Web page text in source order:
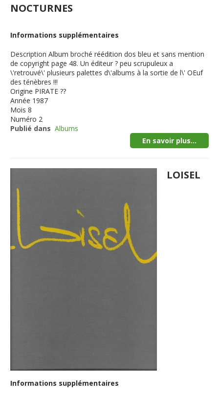
NOCTURNES
Informations supplémentaires
Description Album broché réédition dos bleu et sans mention
de copyright page 48. Un éditeur ? peu scrupuleux a
\'retrouvé\' plusieurs palettes d\'albums à la sortie de l\' OEuf
des ténèbres !!!
Origine PIRATE ??
Année 1987
Mois 8
Numéro 2
Publié dans Albums
En savoir plus...
LOISEL
Informations supplémentaires